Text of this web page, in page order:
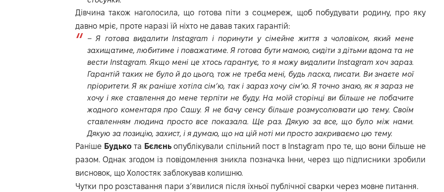
Дівчина також наголосила, що готова піти з соцмереж, щоб побудувати родину, про яку
давно мріє, проте наразі їй ніхто не давав таких гарантій:
– Я готова видалити Instagram і поринути у сімейне життя з чоловіком, який мене
захищатиме, любитиме і поважатиме. Я готова бути мамою, сидіти з дітьми вдома та не
вести Instagram. Якщо мені це хтось гарантує, то я можу видалити Instagram хоч зараз.
Гарантій таких не було й до цього, тож не треба мені, будь ласка, писати. Ви знаєте мої
пріоритети. Я як раніше хотіла сім’ю, так і зараз хочу сім’ю. Я точно знаю, як я зараз не
хочу і яке ставлення до мене терпіти не буду. На моїй сторінці ви більше не побачите
жодного коментаря про Сашу. Я не бачу сенсу більше розмусолювати цю тему. Своїм
ставленням людина просто все показала. Ще раз. Дякую за все, що було між нами.
Дякую за позицію, захист, і я думаю, що на цій ноті ми просто закриваємо цю тему.
Раніше Будько та Бєлєньопублікували спільний пост в Instagram про те, що вони більше не
разом. Однак згодом із повідомлення зникла позначка Інни, через що підписники зробили
висновок, що Холостяк заблокував колишню.
Чутки про розставання пари з’явилися після їхньої публічної сварки через мовне питання.